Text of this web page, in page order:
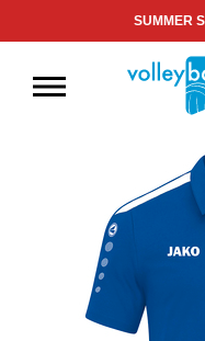
SUMMER